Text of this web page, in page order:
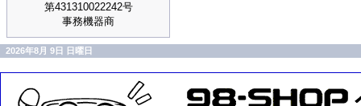
第431310022242号
事務機器商
2026年8月 9日 日曜日